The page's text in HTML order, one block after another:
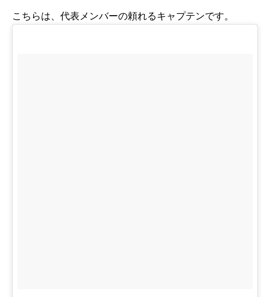
こちらは、代表メンバーの頼れるキャプテンです。